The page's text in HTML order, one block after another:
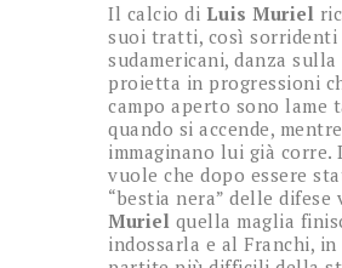
Il calcio di Luis Muriel
suoi tratti, così sorridenti
sudamericani, danza
proietta in progressioni
campo aperto sono lame
quando si accende,
immaginano lui già corre.
vuole che dopo essere
“bestia nera” delle difese
Muriel quella maglia
indossarla e al Franchi,